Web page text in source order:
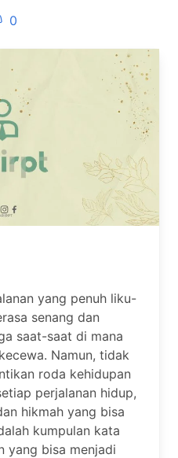
0
yang penuh liku-
senang dan
saat-saat di mana
Namun, tidak
roda kehidupan
perjalanan hidup,
hikmah yang bisa
kumpulan kata
yang bisa menjadi